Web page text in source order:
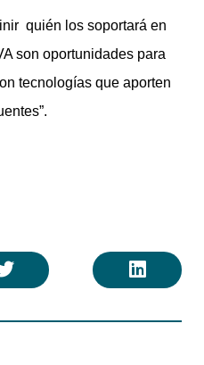
quién los soportará en
son oportunidades para
tecnologías que aporten